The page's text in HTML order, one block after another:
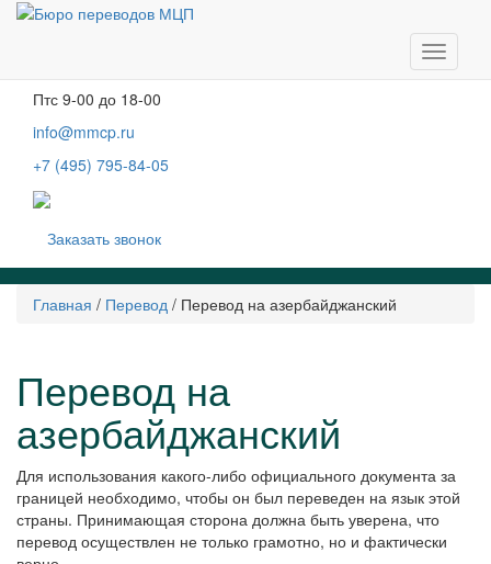
Москва, м. Тургеневская, Чистые пруды
Птс 9-00 до 18-00
info@mmcp.ru
+7 (495) 795-84-05
Заказать звонок
Главная / Перевод / Перевод на азербайджанский
Перевод на
азербайджанский
Для использования какого-либо официального документа за
границей необходимо, чтобы он был переведен на язык этой
страны. Принимающая сторона должна быть уверена, что
перевод осуществлен не только грамотно, но и фактически